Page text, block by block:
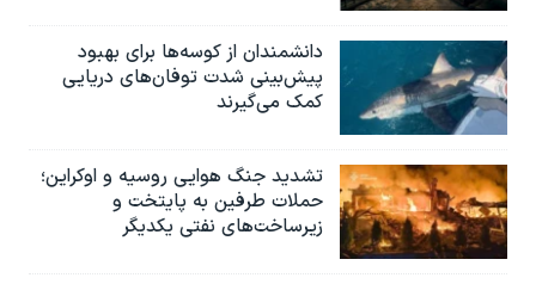
دانشمندان از کوسه‌ها برای بهبود
پیش‌بینی شدت توفان‌های دریایی
کمک می‌گیرند
تشدید جنگ هوایی روسیه و اوکراین؛
حملات طرفین به پایتخت‌ و
زیرساخت‌های نفتی یکدیگر